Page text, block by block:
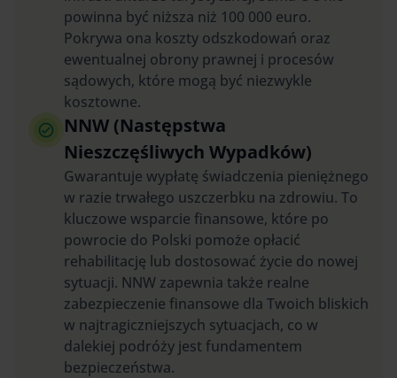
powinna być niższa niż 100 000 euro.
Pokrywa ona koszty odszkodowań oraz
ewentualnej obrony prawnej i procesów
sądowych, które mogą być niezwykle
kosztowne.
NNW (Następstwa
Nieszczęśliwych Wypadków)
Gwarantuje wypłatę świadczenia pieniężnego
w razie trwałego uszczerbku na zdrowiu. To
kluczowe wsparcie finansowe, które po
powrocie do Polski pomoże opłacić
rehabilitację lub dostosować życie do nowej
sytuacji. NNW zapewnia także realne
zabezpieczenie finansowe dla Twoich bliskich
w najtragiczniejszych sytuacjach, co w
dalekiej podróży jest fundamentem
bezpieczeństwa.